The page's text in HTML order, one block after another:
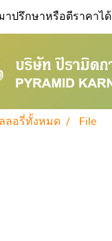
าปรึกษาหรือตีราคาได้
ลอรี่ทั้งหมด File